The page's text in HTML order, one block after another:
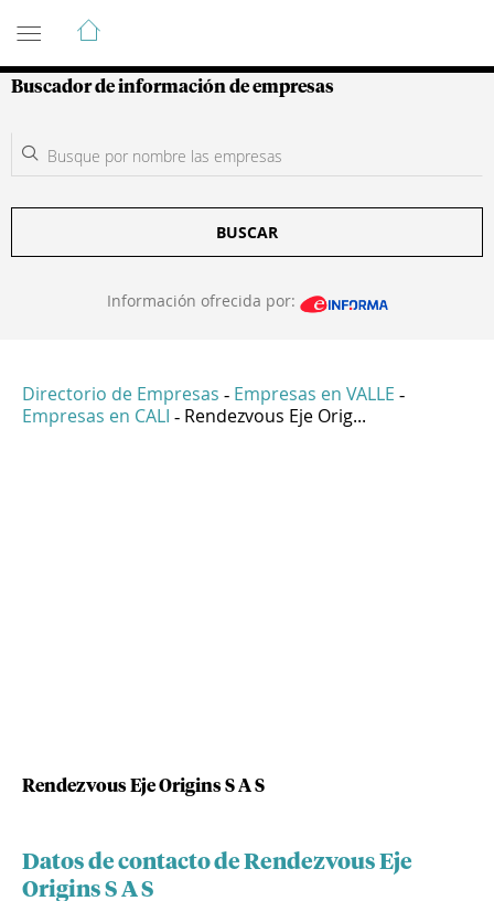
Guía de Empresas Colombianas
Buscador de información de empresas
BUSCAR
Información ofrecida por:
Directorio de Empresas - Empresas en VALLE -
Empresas en CALI - Rendezvous Eje Orig...
Rendezvous Eje Origins S A S
Datos de contacto de Rendezvous Eje
Origins S A S